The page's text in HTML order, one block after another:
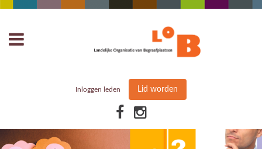
Inloggen leden Lid worden